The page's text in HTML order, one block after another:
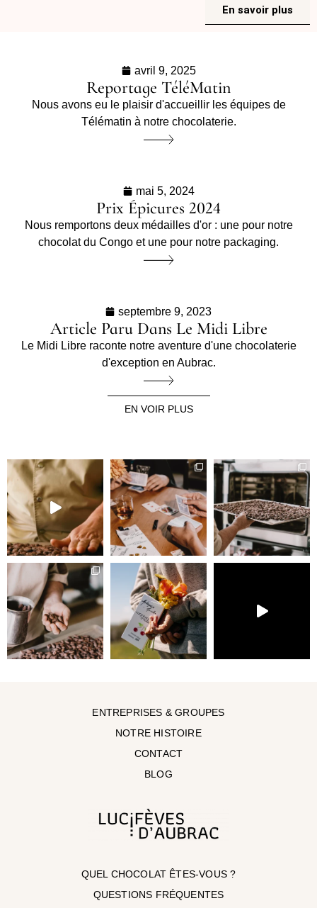
En savoir plus
avril 9, 2025
Reportage TéléMatin
Nous avons eu le plaisir d'accueillir les équipes de
Télématin à notre chocolaterie.
mai 5, 2024
Prix Épicures 2024
Nous remportons deux médailles d'or : une pour notre
chocolat du Congo et une pour notre packaging.
septembre 9, 2023
Article Paru Dans Le Midi Libre
Le Midi Libre raconte notre aventure d'une chocolaterie
d'exception en Aubrac.
EN VOIR PLUS
ENTREPRISES & GROUPES
NOTRE HISTOIRE
CONTACT
BLOG
QUEL CHOCOLAT ÊTES-VOUS ?
QUESTIONS FRÉQUENTES